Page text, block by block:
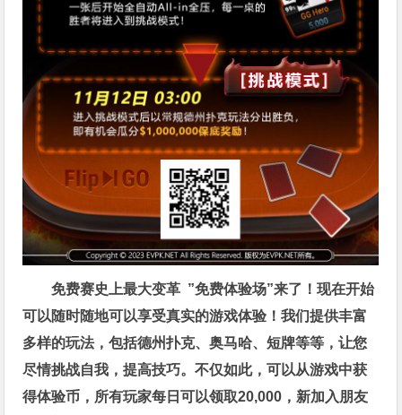
免费赛史上最大变革 ”免费体验场”来了！现在开始
可以随时随地可以享受真实的游戏体验！我们提供丰富
多样的玩法，包括德州扑克、奥马哈、短牌等等，让您
尽情挑战自我，提高技巧。不仅如此，可以从游戏中获
得体验币，所有玩家每日可以领取20,000，新加入朋友